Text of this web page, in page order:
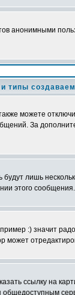
анонимными
типы
можете
За
лишь
этого сообщения.
:) значит
может
ссылку на